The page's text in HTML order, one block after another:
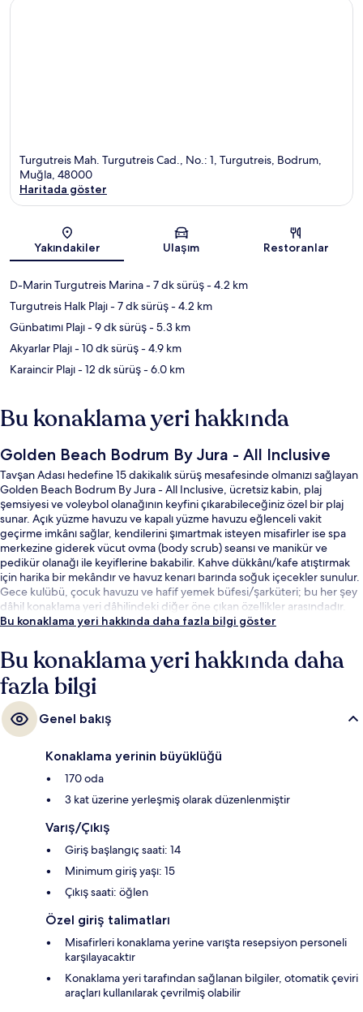
Turgutreis Mah. Turgutreis Cad., No.: 1, Turgutreis, Bodrum,
Muğla, 48000
Haritada göster
Yakındakiler Ulaşım Restoranlar
D-Marin Turgutreis Marina- 7 dk sürüş- 4.2 km
Turgutreis Halk Plajı- 7 dk sürüş- 4.2 km
Günbatımı Plajı- 9 dk sürüş- 5.3 km
Akyarlar Plajı- 10 dk sürüş- 4.9 km
Karaincir Plajı- 12 dk sürüş- 6.0 km
Bu konaklama yeri hakkında
Golden Beach Bodrum By Jura - All Inclusive
Tavşan Adası hedefine 15 dakikalık sürüş mesafesinde olmanızı sağlayan
Golden Beach Bodrum By Jura - All Inclusive, ücretsiz kabin, plaj
şemsiyesi ve voleybol olanağının keyfini çıkarabileceğiniz özel bir plaj
sunar. Açık yüzme havuzu ve kapalı yüzme havuzu eğlenceli vakit
geçirme imkânı sağlar, kendilerini şımartmak isteyen misafirler ise spa
merkezine giderek vücut ovma (body scrub) seansı ve manikür ve
pedikür olanağı ile keyiflerine bakabilir. Kahve dükkânı/kafe atıştırmak
için harika bir mekândır ve havuz kenarı barında soğuk içecekler sunulur.
Gece kulübü, çocuk havuzu ve hafif yemek büfesi/şarküteri; bu her şey
dâhil konaklama yeri dâhilindeki diğer öne çıkan özellikler arasındadır.
Bu konaklama yeri hakkında daha fazla bilgi göster
Bu konaklama yeri hakkında daha
fazla bilgi
Genel bakış
Konaklama yerinin büyüklüğü
170 oda
3 kat üzerine yerleşmiş olarak düzenlenmiştir
Varış/Çıkış
Giriş başlangıç saati: 14
Minimum giriş yaşı: 15
Çıkış saati: öğlen
Özel giriş talimatları
Misafirleri konaklama yerine varışta resepsiyon personeli
karşılayacaktır
Konaklama yeri tarafından sağlanan bilgiler, otomatik çeviri
araçları kullanılarak çevrilmiş olabilir